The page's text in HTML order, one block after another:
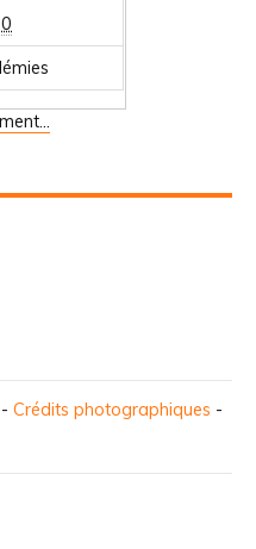
- Crédits photographiques -